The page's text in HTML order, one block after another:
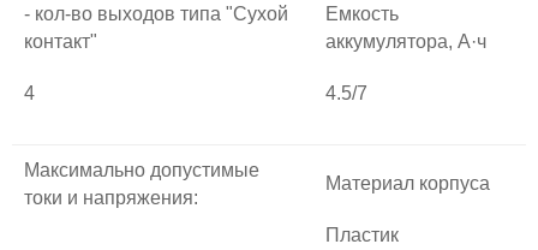
- кол-во выходов типа "Сухой
контакт"
4
Емкость
аккумулятора, А·ч
4.5/7
Максимально допустимые
токи и напряжения:
Материал корпуса
Пластик